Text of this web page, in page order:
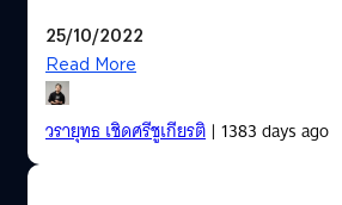
25/10/2022
Read More
วรายุทธ เชิดศรีชูเกียรติ| 1383 days ago